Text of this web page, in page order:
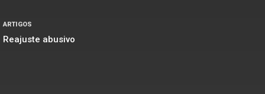
ARTIGOS
Reajuste abusivo